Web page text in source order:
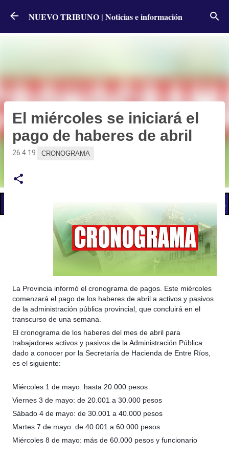
Ir al contenido principal
NUEVO TRIBUNO | Noticias e información
El Gobierno postergó la reunión paritaria con estatales
El miércoles se iniciará el
pago de haberes de abril
26.4.19 CRONOGRAMA
La Provincia informó el cronograma de pagos. Este miércoles
comenzará el pago de los haberes de abril a activos y pasivos
de la administración pública provincial, que concluirá en el
transcurso de una semana.
El cronograma de los haberes del mes de abril para
trabajadores activos y pasivos de la Administración Pública
dado a conocer por la Secretaría de Hacienda de Entre Ríos,
es el siguiente:
Miércoles 1 de mayo: hasta 20.000 pesos
Viernes 3 de mayo: de 20.001 a 30.000 pesos
Sábado 4 de mayo: de 30.001 a 40.000 pesos
Martes 7 de mayo: de 40.001 a 60.000 pesos
Miércoles 8 de mayo: más de 60.000 pesos y funcionario